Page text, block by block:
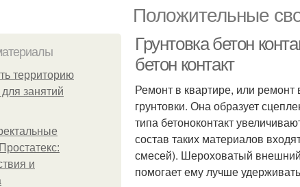
Положительные
территорию
занятий
и
Грунтовка бетон
бетон контакт
Ремонт в квартире, или ремонт
грунтовки. Она образует
типа бетоноконтакт
состав таких материалов
смесей). Шероховатый внешний
помогает ему лучше